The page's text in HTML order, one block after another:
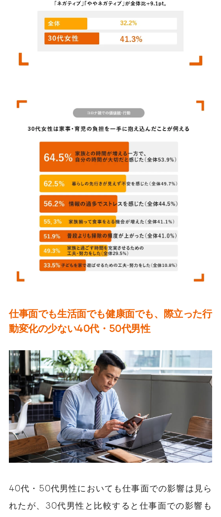
仕事面でも生活面でも健康面でも、際立った行
動変化の少ない40代・ 50代男性
40代・50代男性においても仕事面での影響は見ら
れたが、30代男性と比較すると仕事面での影響も